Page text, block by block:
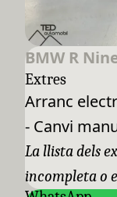
BMW R
Extres
Arranc
- Canvi
La llista dels
incompleta o